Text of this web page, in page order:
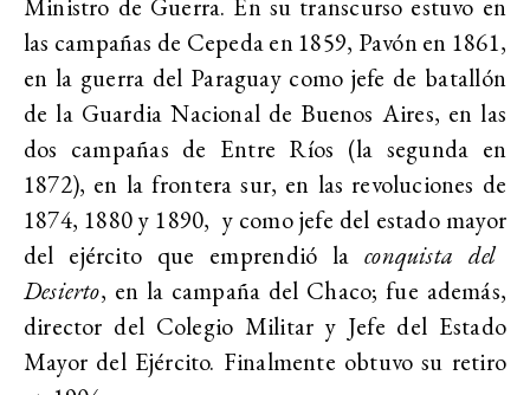
las campañas de Cepeda en 1859, Pavón en 1861,
en la guerra del Paraguay como jefe de batallón
de la Guardia Nacional de Buenos Aires, en las
dos campañas de Entre Ríos (la segunda en
1872), en la frontera sur, en las revoluciones de
1874, 1880 y 1890, y como jefe del estado mayor
del ejército que emprendió laconquista del
Desierto, en la campaña del Chaco; fue además,
director del Colegio Militar y Jefe del Estado
Mayor del Ejército. Finalmente obtuvo su retiro